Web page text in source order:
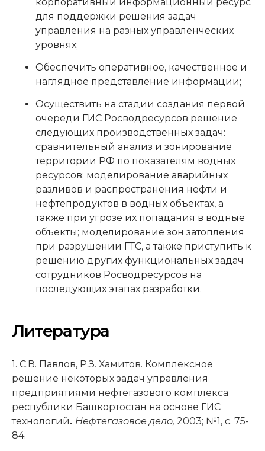
для поддержки решения задач
управления на разных управленческих
уровнях;
Обеспечить оперативное, качественное и
наглядное представление информации;
Осуществить на стадии создания первой
очереди ГИС Росводресурсов решение
следующих производственных задач:
сравнительный анализ и зонирование
территории РФ по показателям водных
ресурсов; моделирование аварийных
разливов и распространения нефти и
нефтепродуктов в водных объектах, а
также при угрозе их попадания в водные
объекты; моделирование зон затопления
при разрушении ГТС, а также приступить к
решению других функциональных задач
сотрудников Росводресурсов на
последующих этапах разработки.
Литература
1. С.В. Павлов, Р.З. Хамитов. Комплексное
решение некоторых задач управления
предприятиями нефтегазового комплекса
республики Башкортостан на основе ГИС
технологий. Нефтегазовое дело, 2003; №1, с. 75-
84.